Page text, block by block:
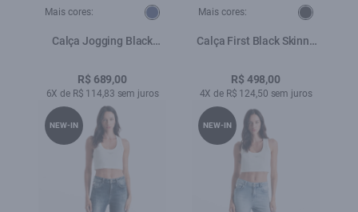
Mais cores:
Calça Jogging Black
R$ 689,00
6X de R$ 114,83 sem juros
Mais cores:
Calça First Black Skinny
R$ 498,00
4X de R$ 124,50 sem juros
NEW-IN NEW-IN